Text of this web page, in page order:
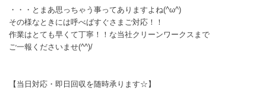
・・・とまあ思っちゃう事ってありますよね(^ω^)
その様なときには呼べばすぐさまご対応！！
作業はとても早くて丁寧！！な当社クリーンワークスまで
ご一報くださいませ(^^)/
【当日対応・即日回収を随時承ります☆】